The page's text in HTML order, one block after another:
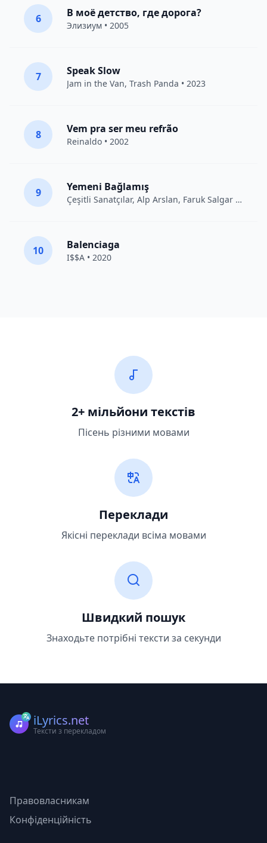
6 В моё детство, где дорога?
Элизиум • 2005
7 Speak Slow
Jam in the Van, Trash Panda • 2023
8 Vem pra ser meu refrão
Reinaldo • 2002
9 Yemeni Bağlamış
Çeşitli Sanatçılar, Alp Arslan, Faruk Salgar • 2012
10 Balenciaga
I$$A • 2020
2+ мільйони текстів
Пісень різними мовами
Переклади
Якісні переклади всіма мовами
Швидкий пошук
Знаходьте потрібні тексти за секунди
iLyrics.net
Тексти з перекладом
Правовласникам
Конфіденційність